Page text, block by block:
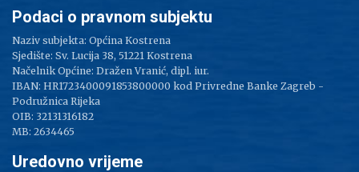
Podaci o pravnom subjektu
Naziv subjekta: Općina Kostrena
Sjedište: Sv. Lucija 38, 51221 Kostrena
Načelnik Općine: Dražen Vranić, dipl. iur.
IBAN: HR1723400091853800000 kod Privredne Banke Zagreb -
Podružnica Rijeka
OIB: 32131316182
MB: 2634465
Uredovno vrijeme